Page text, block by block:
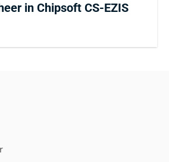
in Chipsoft CS-EZIS